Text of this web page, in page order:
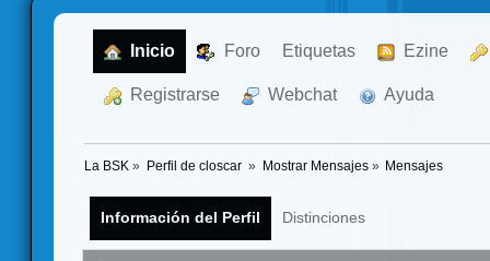
Inicio Foro Etiquetas Ezine
Registrarse Webchat Ayuda
La BSK » Perfil de closcar » Mostrar Mensajes» Mensajes
Información del Perfil Distinciones